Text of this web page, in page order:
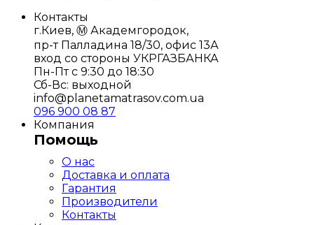
Контакты
г.Киев, Ⓜ️ Академгородок,
пр-т Палладина 18/30, офис 13А
вход со стороны УКРГАЗБАНКА
Пн-Пт с 9:30 до 18:30
Сб-Вс: выходной
info@planetamatrasov.com.ua
096 900 08 87
Компания
Помощь
О нас
Доставка и оплата
Гарантия
Производители
Контакты